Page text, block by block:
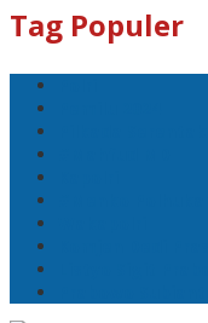
Tag Populer